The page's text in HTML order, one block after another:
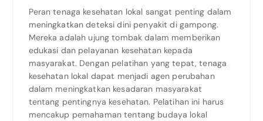
Peran tenaga kesehatan lokal sangat penting dalam
meningkatkan deteksi dini penyakit di gampong.
Mereka adalah ujung tombak dalam memberikan
edukasi dan pelayanan kesehatan kepada
masyarakat. Dengan pelatihan yang tepat, tenaga
kesehatan lokal dapat menjadi agen perubahan
dalam meningkatkan kesadaran masyarakat
tentang pentingnya kesehatan. Pelatihan ini harus
mencakup pemahaman tentang budaya lokal